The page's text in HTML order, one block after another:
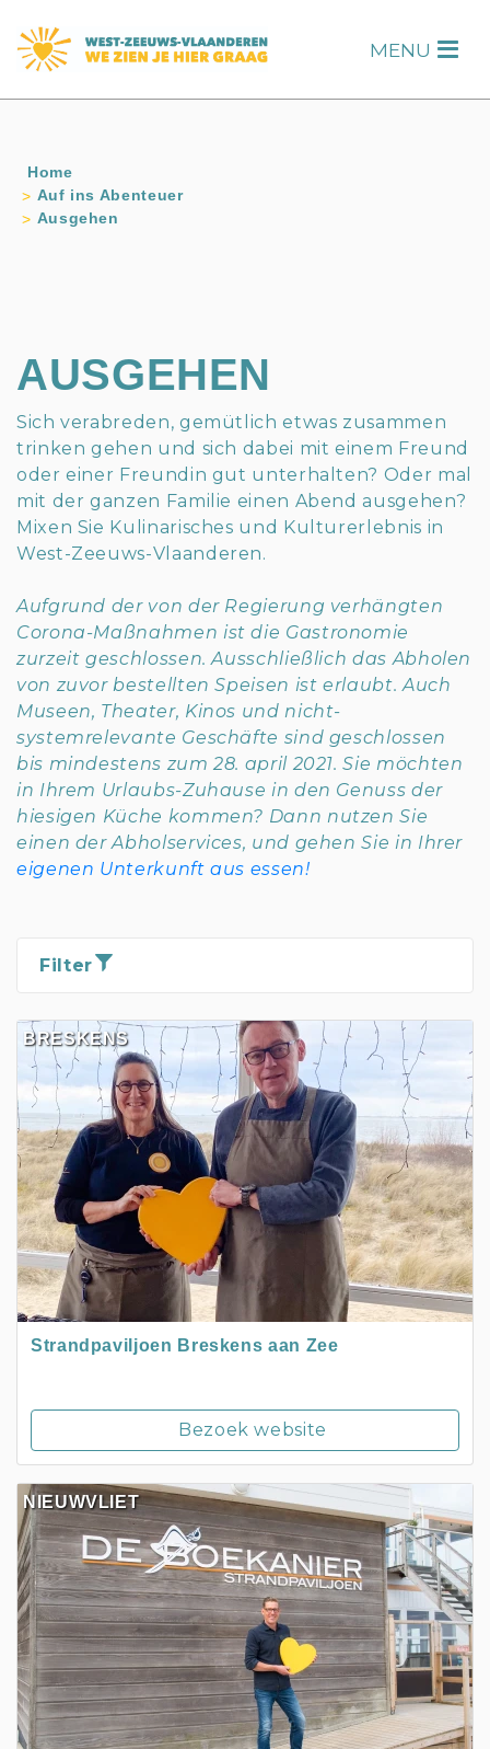
MENU H
Home
Auf ins Abenteuer
Ausgehen
AUSGEHEN
Sich verabreden, gemütlich etwas zusammen
trinken gehen und sich dabei mit einem Freund
oder einer Freundin gut unterhalten? Oder mal
mit der ganzen Familie einen Abend ausgehen?
Mixen Sie Kulinarisches und Kulturerlebnis in
West-Zeeuws-Vlaanderen.
Aufgrund der von der Regierung verhängten
Corona-Maßnahmen ist die Gastronomie
zurzeit geschlossen. Ausschließlich das Abholen
von zuvor bestellten Speisen ist erlaubt. Auch
Museen, Theater, Kinos und nicht-
systemrelevante Geschäfte sind geschlossen
bis mindestens zum 28. april 2021. Sie möchten
in Ihrem Urlaubs-Zuhause in den Genuss der
hiesigen Küche kommen? Dann nutzen Sie
einen der Abholservices, und gehen Sie in Ihrer
eigenen Unterkunft aus essen!
Filter
BRESKENS
Strandpaviljoen Breskens aan Zee
Bezoek website
NIEUWVLIET